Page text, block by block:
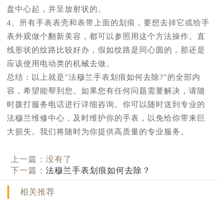
盘中心起，并呈放射状的。
4、所有手表表壳和表带上面的划痕，要想去掉它或给手
表外观做个翻新美容，都可以参照用这个方法操作。直
线形状的纹路比较好办，假如纹路是同心圆的，那还是
应该使用电动类的机械去做。
总结：以上就是"法穆兰手表划痕如何去除?"的全部内
容，希望能帮到您。如果您有任何问题需要解决，请随
时拨打服务电话进行详细咨询。你可以随时送到专业的
法穆兰维修中心，及时维护你的手表，以免给你带来巨
大损失。我们将随时为你提供高质量的专业服务。
上一篇：没有了
下一篇：法穆兰手表划痕如何去除？
相关推荐